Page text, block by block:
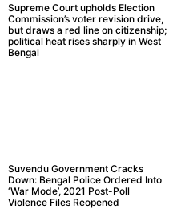
Supreme Court upholds Election
Commission’s voter revision drive,
but draws a red line on citizenship;
political heat rises sharply in West
Bengal
Suvendu Government Cracks
Down: Bengal Police Ordered Into
‘War Mode’, 2021 Post-Poll
Violence Files Reopened